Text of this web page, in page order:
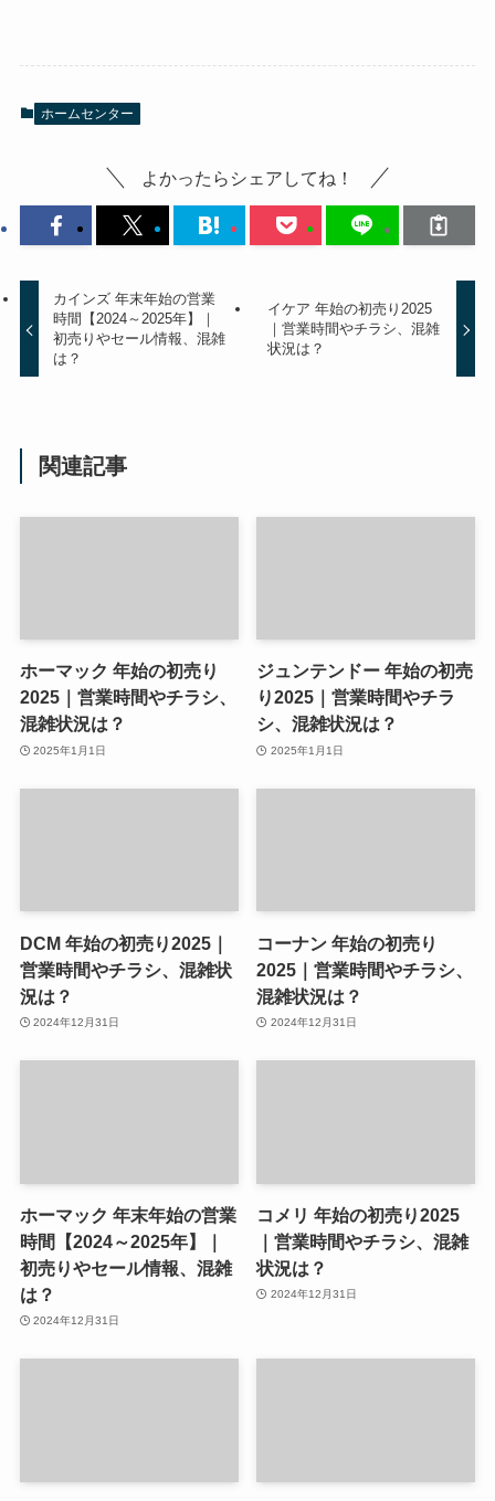
ホームセンター
よかったらシェアしてね！
カインズ 年末年始の営業
時間【2024～2025年】｜
初売りやセール情報、混雑
は？
イケア 年始の初売り2025
｜営業時間やチラシ、混雑
状況は？
関連記事
ホーマック 年始の初売り
2025｜営業時間やチラシ、
混雑状況は？
2025年1月1日
ジュンテンドー 年始の初売
り2025｜営業時間やチラ
シ、混雑状況は？
2025年1月1日
DCM 年始の初売り2025｜
営業時間やチラシ、混雑状
況は？
2024年12月31日
コーナン 年始の初売り
2025｜営業時間やチラシ、
混雑状況は？
2024年12月31日
ホーマック 年末年始の営業
時間【2024～2025年】｜
初売りやセール情報、混雑
は？
2024年12月31日
コメリ 年始の初売り2025
｜営業時間やチラシ、混雑
状況は？
2024年12月31日